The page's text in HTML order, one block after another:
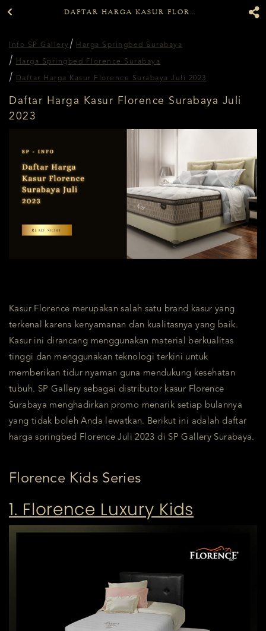
DAFTAR HARGA KASUR FLORENCE SURABAYA JULI 2023
Info SP Gallery Harga Springbed Surabaya
Harga Springbed Florence Surabaya
Daftar Harga Kasur Florence Surabaya Juli 2023
Daftar Harga Kasur Florence Surabaya Juli
2023
Kasur Florence merupakan salah satu brand kasur yang
terkenal karena kenyamanan dan kualitasnya yang baik.
Kasur ini dirancang menggunakan material berkualitas
tinggi dan menggunakan teknologi terkini untuk
memberikan tidur nyaman guna mendukung kesehatan
tubuh. SP Gallery sebagai distributor kasur Florence
Surabaya menghadirkan promo menarik setiap bulannya
yang tidak boleh Anda lewatkan. Berikut ini adalah daftar
harga springbed Florence Juli 2023 di SP Gallery Surabaya.
Florence Kids Series
1. Florence Luxury Kids